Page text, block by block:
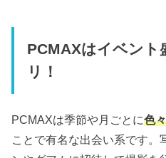
PCMAXはイベン
リ！
PCMAXは季節や月ごとに色
ことで有名な出会い系です。